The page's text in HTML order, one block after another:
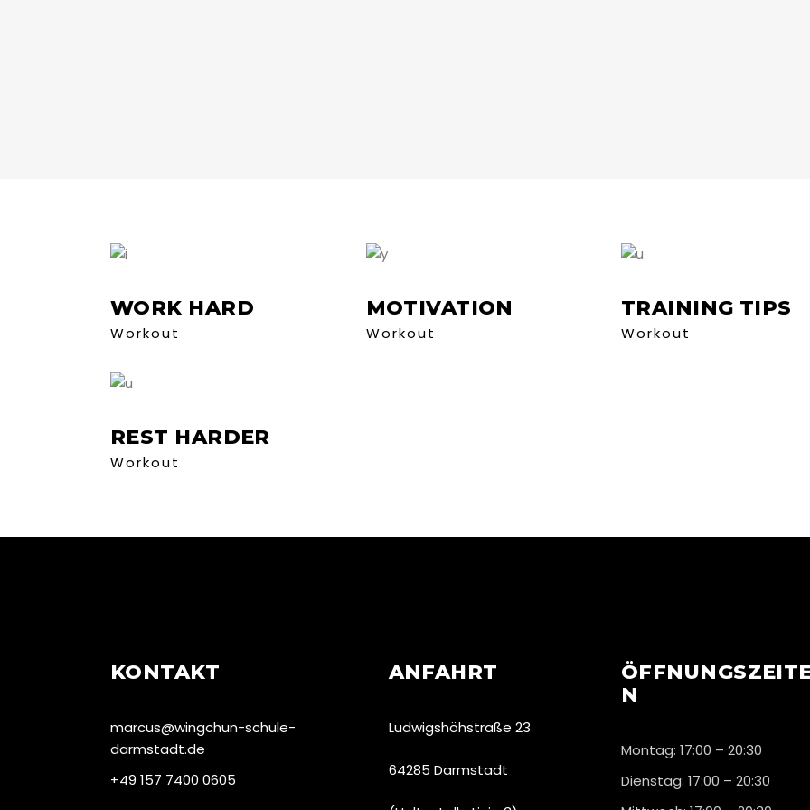
WORK HARD
Workout
MOTIVATION
Workout
TRAINING TIPS
Workout
REST HARDER
Workout
KONTAKT
marcus@wingchun-schule-
darmstadt.de
+49 157 7400 0605
ANFAHRT
Ludwigshöhstraße 23
64285 Darmstadt
N
Montag: 17:00 – 20:30
Dienstag: 17:00 – 20:30